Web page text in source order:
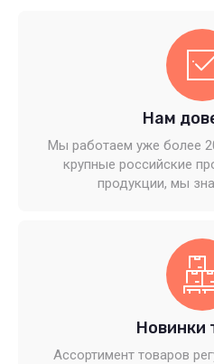
Нам
Мы работаем уже более
крупные российские
продукции, мы
Новинки
Ассортимент товаров